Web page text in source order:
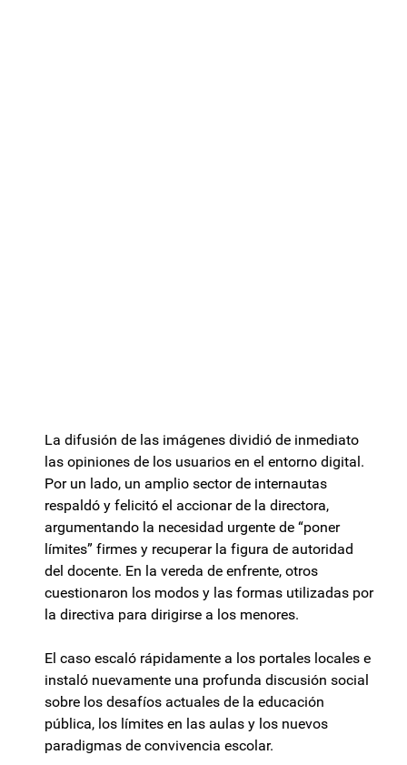
La difusión de las imágenes dividió de inmediato
las opiniones de los usuarios en el entorno digital.
Por un lado, un amplio sector de internautas
respaldó y felicitó el accionar de la directora,
argumentando la necesidad urgente de “poner
límites” firmes y recuperar la figura de autoridad
del docente. En la vereda de enfrente, otros
cuestionaron los modos y las formas utilizadas por
la directiva para dirigirse a los menores.
El caso escaló rápidamente a los portales locales e
instaló nuevamente una profunda discusión social
sobre los desafíos actuales de la educación
pública, los límites en las aulas y los nuevos
paradigmas de convivencia escolar.